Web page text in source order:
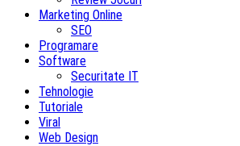
Marketing Online
SEO
Programare
Software
Securitate IT
Tehnologie
Tutoriale
Viral
Web Design